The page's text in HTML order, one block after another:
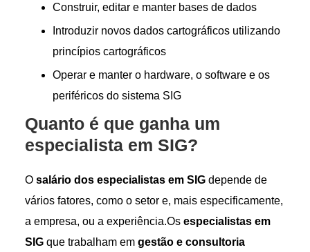
Construir, editar e manter bases de dados
Introduzir novos dados cartográficos utilizando
princípios cartográficos
Operar e manter o hardware, o software e os
periféricos do sistema SIG
Quanto é que ganha um
especialista em SIG?
O salário dos especialistas em SIG depende de
vários fatores, como o setor e, mais especificamente,
a empresa, ou a experiência.Os especialistas em
SIGque trabalham em gestão e consultoria